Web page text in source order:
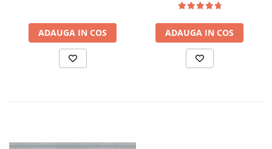
ADAUGA IN COS ADAUGA IN COS